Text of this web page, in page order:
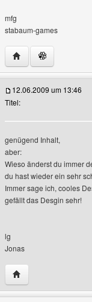
mfg
stabaum-games
Website dieses
Profile
12.06.2009 um 13:46
Titel:
genügend Inhalt,
aber:
Wieso änderst du immer
du hast wieder ein sehr
Immer sage ich, cooles
gefällt das Desgin sehr!
lg
Jonas
Website dieses